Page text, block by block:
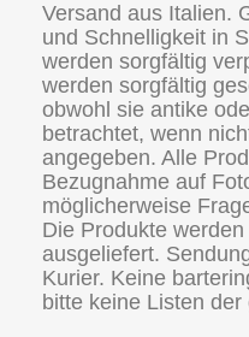
Versand aus Italien.
und Schnelligkeit in
werden sorgfältig
werden sorgfältig
obwohl sie antike
betrachtet, wenn
angegeben. Alle
Bezugnahme auf
möglicherweise
Die Produkte
ausgeliefert.
Kurier. Keine
bitte keine Listen